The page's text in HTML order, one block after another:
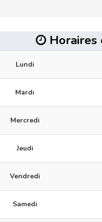
Lundi
Mardi
Mercredi
Jeudi
Vendredi
Samedi